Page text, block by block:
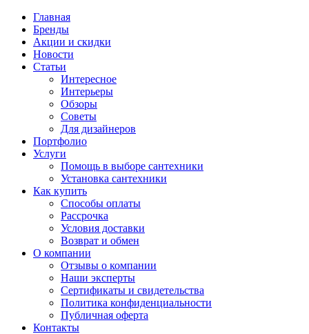
Главная
Бренды
Акции и скидки
Новости
Статьи
Интересное
Интерьеры
Обзоры
Советы
Для дизайнеров
Портфолио
Услуги
Помощь в выборе сантехники
Установка сантехники
Как купить
Способы оплаты
Рассрочка
Условия доставки
Возврат и обмен
О компании
Отзывы о компании
Наши эксперты
Сертификаты и свидетельства
Политика конфиденциальности
Публичная оферта
Контакты